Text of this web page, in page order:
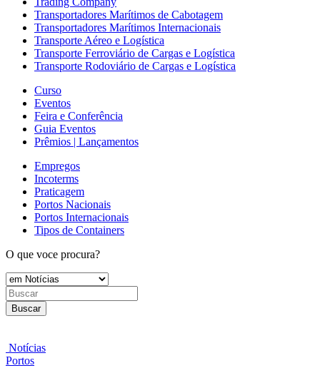
Transportadores Marítimos de Cabotagem
Transportadores Marítimos Internacionais
Transporte Aéreo e Logística
Transporte Ferroviário de Cargas e Logística
Transporte Rodoviário de Cargas e Logística
Curso
Eventos
Feira e Conferência
Guia Eventos
Prêmios | Lançamentos
Empregos
Incoterms
Praticagem
Portos Nacionais
Portos Internacionais
Tipos de Containers
O que voce procura?
Buscar
Notícias
Portos